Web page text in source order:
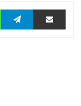
WhatsAppTelegramTeilen via E-Mail